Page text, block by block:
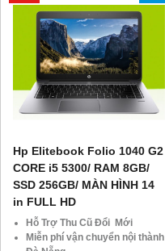
Hp Elitebook Folio 1040 G2
CORE i5 5300/ RAM 8GB/
SSD 256GB/ MÀN HÌNH 14
in FULL HD
Hỗ Trợ Thu Cũ Đổi Mới
Miễn phí vận chuyển nội thành